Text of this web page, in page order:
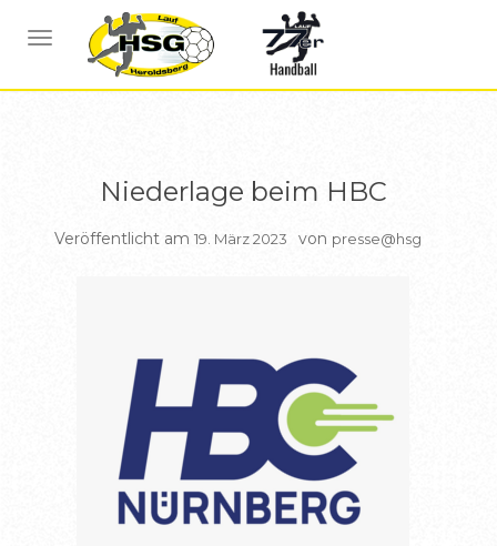
NAVIGATION UMSCHALTEN
BERICHTE HSG1
Niederlage beim HBC
Veröffentlicht am 19. März 2023 von presse@hsg